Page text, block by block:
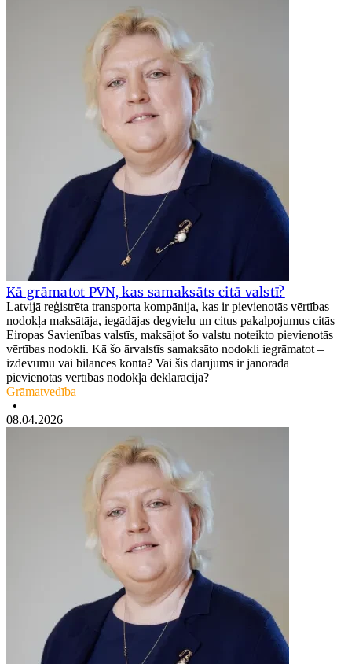
Kā grāmatot PVN, kas samaksāts citā valstī?
Latvijā reģistrēta transporta kompānija, kas ir pievienotās vērtības
nodokļa maksātāja, iegādājas degvielu un citus pakalpojumus citās
Eiropas Savienības valstīs, maksājot šo valstu noteikto pievienotās
vērtības nodokli. Kā šo ārvalstīs samaksāto nodokli iegrāmatot –
izdevumu vai bilances kontā? Vai šis darījums ir jānorāda
pievienotās vērtības nodokļa deklarācijā?
Grāmatvedība
•
08.04.2026